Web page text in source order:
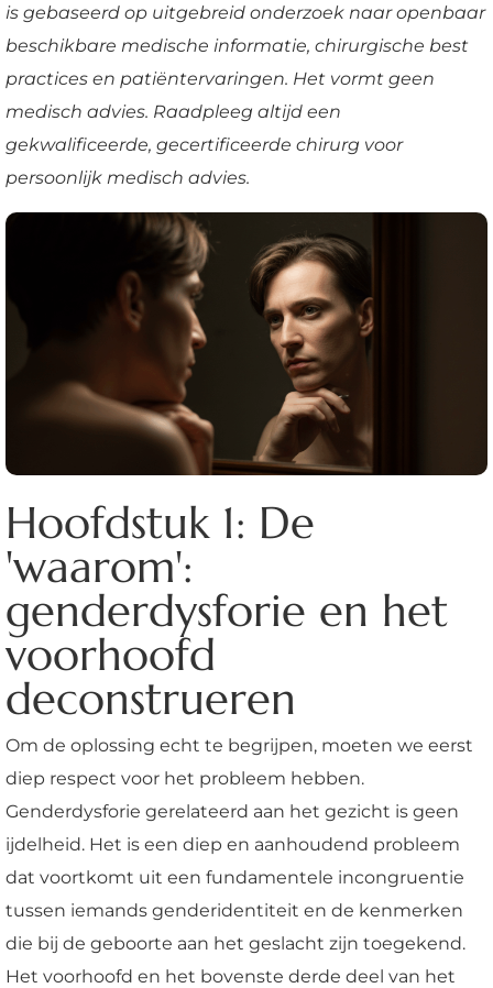
is gebaseerd op uitgebreid onderzoek naar openbaar
beschikbare medische informatie, chirurgische best
practices en patiëntervaringen. Het vormt geen
medisch advies. Raadpleeg altijd een
gekwalificeerde, gecertificeerde chirurg voor
persoonlijk medisch advies.
Hoofdstuk 1: De
'waarom':
genderdysforie en het
voorhoofd
deconstrueren
Om de oplossing echt te begrijpen, moeten we eerst
diep respect voor het probleem hebben.
Genderdysforie gerelateerd aan het gezicht is geen
ijdelheid. Het is een diep en aanhoudend probleem
dat voortkomt uit een fundamentele incongruentie
tussen iemands genderidentiteit en de kenmerken
die bij de geboorte aan het geslacht zijn toegekend.
Het voorhoofd en het bovenste derde deel van het